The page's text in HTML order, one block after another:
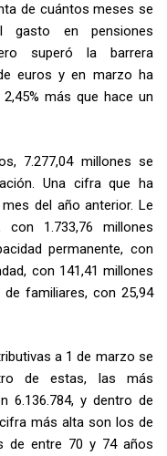
de cuántos meses se
gasto en pensiones
superó la barrera
euros y en marzo ha
más que hace un
7.277,04 millones se
Una cifra que ha
del año anterior. Le
con 1.733,76 millones
permanente, con
con 141,41 millones
familiares, con 25,94
a 1 de marzo se
de estas, las más
6.136.784, y dentro de
más alta son los de
de entre 70 y 74 años